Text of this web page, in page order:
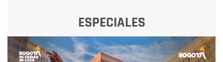
ESPECIALES